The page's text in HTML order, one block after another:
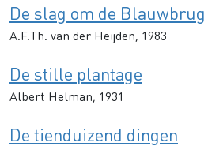
De slag om de Blauwbrug
A.F.Th. van der Heijden, 1983
De stille plantage
Albert Helman, 1931
De tienduizend dingen